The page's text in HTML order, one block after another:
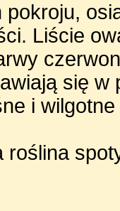
pokroju,
Liście
się w
i
roślina